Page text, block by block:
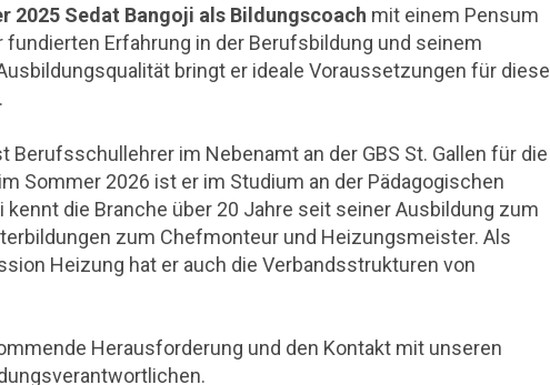
2025 Sedat Bangoji als Bildungscoach mit einem Pensum
fundierten Erfahrung in der Berufsbildung und seinem
bringt er ideale Voraussetzungen für diese
Berufsschullehrer im Nebenamt an der GBS St. Gallen für die
Sommer 2026 ist er im Studium an der Pädagogischen
die Branche über 20 Jahre seit seiner Ausbildung zum
zum Chefmonteur und Heizungsmeister. Als
Heizung hat er auch die Verbandsstrukturen von
Herausforderung und den Kontakt mit unseren